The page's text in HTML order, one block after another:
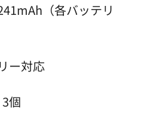
（各バッテリ
ー対応
個